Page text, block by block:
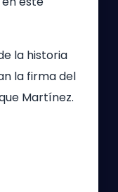
la historia
la firma del
Martínez.